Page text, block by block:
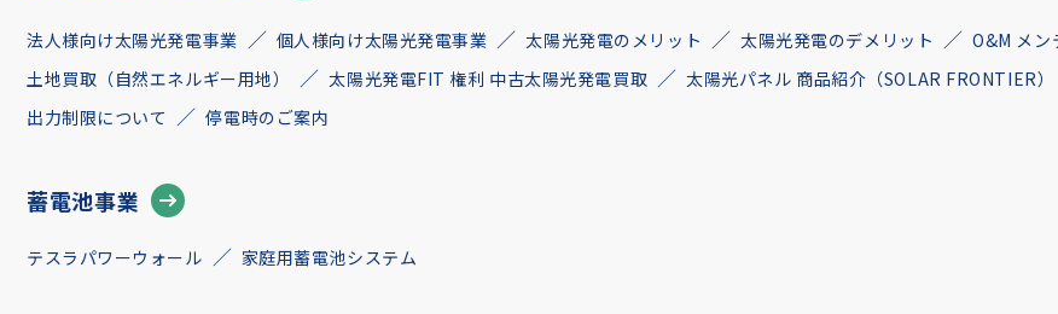
法人様向け太陽光発電事業 個人様向け太陽光発電事業 太陽光発電のメリット 太陽光発電のデメリット O&M メン
土地買取（自然エネルギー用地）
太陽光発電FIT 権利 中古太陽光発電買取 太陽光パネル 商品紹介（SOLAR FRONTIER）
出力制限について
停電時のご案内
蓄電池事業
テスラパワーウォール 家庭用蓄電池システム